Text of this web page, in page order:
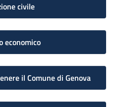
civile
economico
il Comune di Genova